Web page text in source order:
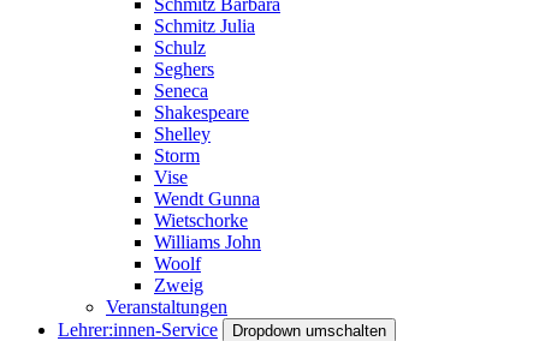
Schmitz Julia
Schulz
Seghers
Seneca
Shakespeare
Shelley
Storm
Vise
Wendt Gunna
Wietschorke
Williams John
Woolf
Zweig
Veranstaltungen
Lehrer:innen-Service
Dropdown umschalten